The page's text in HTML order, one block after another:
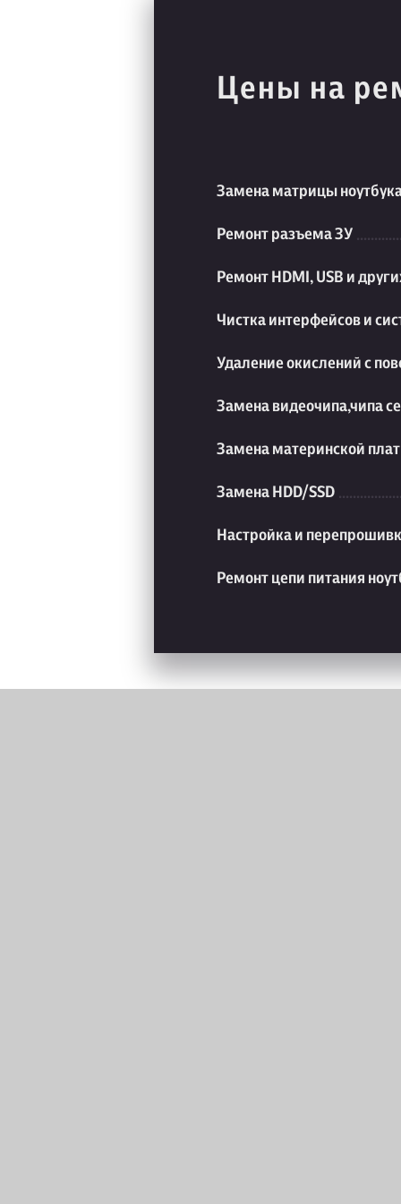
Цены на
Замена матрицы
Ремонт разъема ЗУ
Ремонт HDMI, USB и
Чистка интерфейсов и
Удаление окислений с
Замена видеочипа,чипа
Замена материнской
Замена HDD/SSD
Настройка и
Ремонт цепи питания